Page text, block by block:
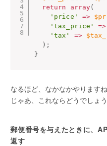
return
array(
'price'
=>
'tax_price'
=>
'tax'
=>
) ;
}
なるほど、なかなかやりますね
じゃあ、これならどうでしょ
郵便番号を与えたときに、
返す